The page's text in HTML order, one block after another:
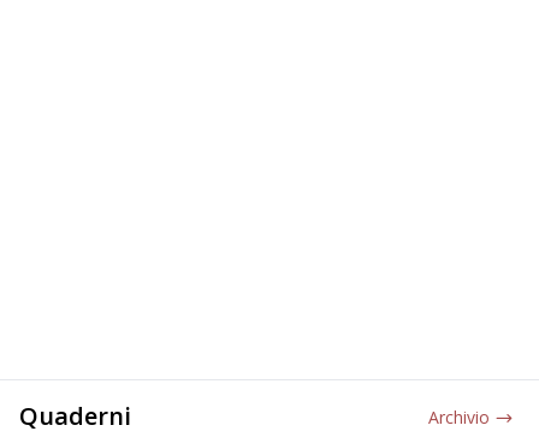
Quaderni Archivio